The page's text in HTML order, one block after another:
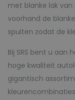
met blanke lak van
voorhand de
spuiten zodat de
Bij SRS bent u
hoge kwaliteit
gigantisch